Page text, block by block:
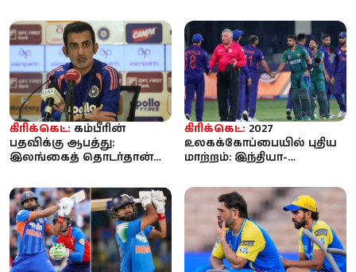
வித்தியாசத...
லார்ட்ஸி...
கிரிக்கெட்: கம்பீரின்
பதவிக்கு ஆபத்து:
இலங்கைத் தொடர்தான்
அதிருப்தியில் பி...
கிரிக்கெட்: 2027
உலகக்கோப்பையில் புதிய
மாற்றம்: இந்தியா-
போட்டிகள் அதிகரிக்...